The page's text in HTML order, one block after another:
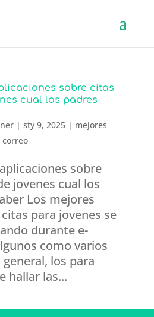
sobre citas
cual los padres
| sty 9, 2025| mejores
sobre
jovenes cual los
Los mejores
para jovenes se
durante e-
como varios
los para
hallar las...